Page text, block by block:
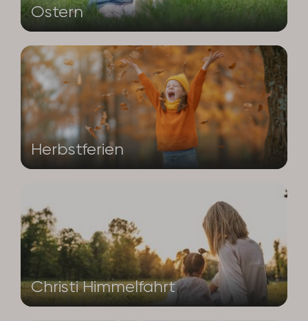
Ostern
Herbstferien
Christi Himmelfahrt